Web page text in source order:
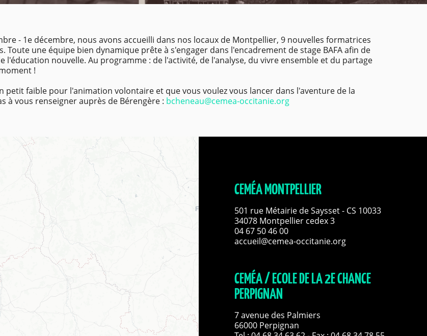
- 1e décembre, nous avons accueilli dans nos locaux de Montpellier, 9 nouvelles formatrices
Toute une équipe bien dynamique prête à s'engager dans l'encadrement de stage BAFA afin de
l'éducation nouvelle. Au programme : de l'activité, de l'analyse, du vivre ensemble et du partage
!
petit faible pour l'animation volontaire et que vous voulez vous lancer dans l'aventure de la
à vous renseigner auprès de Bérengère : bcheneau@cemea-occitanie.org
CEMÉA MONTPELLIER
501 rue Métairie de Saysset - CS 10033
34078 Montpellier cedex 3
04 67 50 46 00
accueil@cemea-occitanie.org
CEMÉA / ECOLE DE LA 2E CHANCE
PERPIGNAN
7 avenue des Palmiers
66000 Perpignan